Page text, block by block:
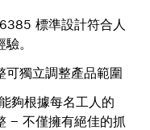
標準設計符合人
。
可獨立調整產品範圍
夠根據每名工人的
– 不僅擁有絕佳的抓